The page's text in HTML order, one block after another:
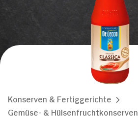
Konserven & Fertiggerichte
Gemüse- & Hülsenfruchtkonserven